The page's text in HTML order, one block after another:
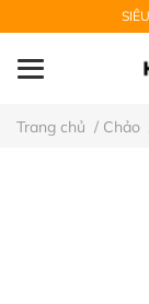
Trang chủ / Chảo